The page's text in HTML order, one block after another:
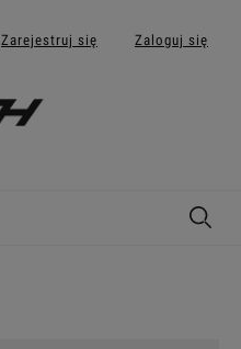
Zarejestruj się Zaloguj się